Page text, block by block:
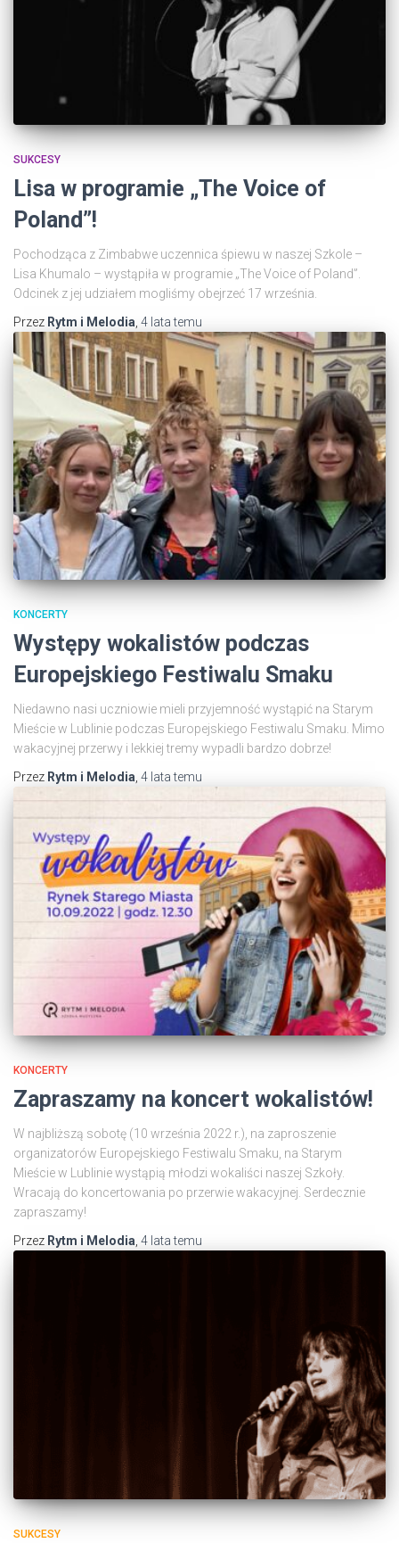
SUKCESY
Lisa w programie „The Voice of
Poland”!
Pochodząca z Zimbabwe uczennica śpiewu w naszej Szkole –
Lisa Khumalo – wystąpiła w programie „The Voice of Poland”.
Odcinek z jej udziałem mogliśmy obejrzeć 17 września.
Przez Rytm i Melodia 4 latatemu
KONCERTY
Występy wokalistów podczas
Europejskiego Festiwalu Smaku
Niedawno nasi uczniowie mieli przyjemność wystąpić na Starym
Mieście w Lublinie podczas Europejskiego Festiwalu Smaku. Mimo
wakacyjnej przerwy i lekkiej tremy wypadli bardzo dobrze!
Przez Rytm i Melodia, 4 latatemu
KONCERTY
Zapraszamy na koncert wokalistów!
W najbliższą sobotę (10 września 2022 r.), na zaproszenie
organizatorów Europejskiego Festiwalu Smaku, na Starym
Mieście w Lublinie wystąpią młodzi wokaliści naszej Szkoły.
Wracają do koncertowania po przerwie wakacyjnej. Serdecznie
zapraszamy!
Przez Rytm i Melodia 4 latatemu
SUKCESY